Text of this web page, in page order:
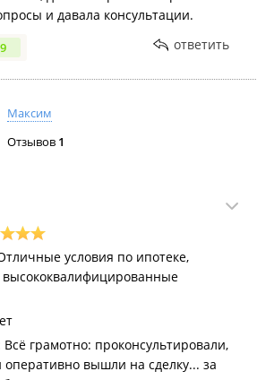
и давала консультации.
9 ответить
Максим
Отзывов 1
условия по ипотеке,
Всё грамотно: проконсультировали,
вышли на сделку... за